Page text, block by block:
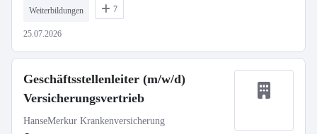
Weiterbildungen 7
25.07.2026
Geschäftsstellenleiter (m/w/d)
Versicherungsvertrieb
HanseMerkur Krankenversicherung